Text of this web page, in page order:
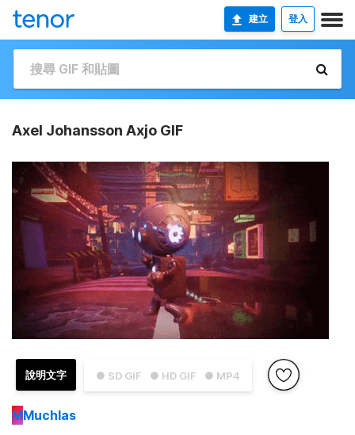
建立 登入
Axel Johansson Axjo GIF
● SD GIF ● HD GIF ● MP4
說明文字
MMuchlas